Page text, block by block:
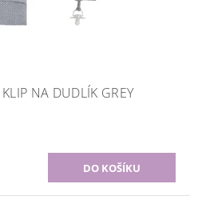
NA DUDLÍK GREY